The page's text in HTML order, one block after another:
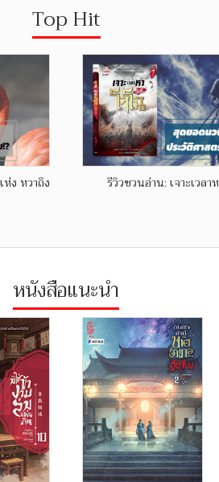
Top Hit
ง หวาถิง รีวิวชวนอ่าน: เจาะเวลา
หนังสือแนะนำ